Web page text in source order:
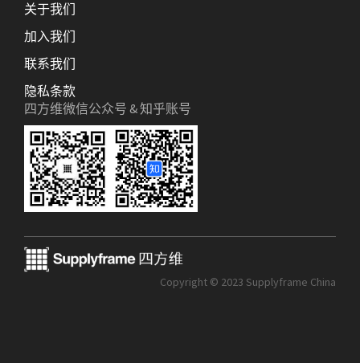
关于我们
加入我们
联系我们
隐私条款
四方维微信公众号 & 知乎账号
Copyright © 2023 Supplyframe China